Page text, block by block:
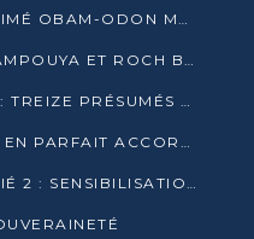
GAMBOMA, ANTOINE BIEN-AIMÉ OBAM-ODON MOBILISE LES 32 148 ÉLECTEURS EN FAVEUR DE DENIS SASSOU NGUESSO
GOMA TSÉ-TSÉ : MATSON MAMPOUYA ET ROCH BREDIN BISSALA NKOUNKOU EN CAMPAGNE DE PROXIMITÉ
TRAFIC DE FAUNE SAUVAGE : TREIZE PRÉSUMÉS TRAFIQUANTS INTERPELLÉS AU CONGO EN 2025
LA LIKOUALA ET LA SANGHA EN PARFAIT ACCORD AVEC LE PROJET DE SOCIÉTÉ DU CANDIDAT DENIS SASSOU-N’GUESSO
DROITS DES FEMMES À TIÉ-TIÉ 2 : SENSIBILISATION ET PÉDAGOGIE SUR LE DROIT DE VOTE